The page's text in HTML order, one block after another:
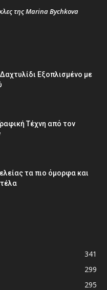
της Marina Bychkova
Εξοπλισμένο με
Τέχνη από τον
τα πιο όμορφα και
341
299
295